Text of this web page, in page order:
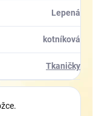
Lepená
kotníková
Tkaničky